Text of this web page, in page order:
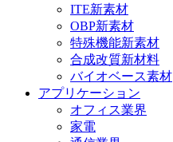
ITE新素材
OBP新素材
特殊機能新素材
合成改質新材料
バイオベース素材
アプリケーション
オフィス業界
家電